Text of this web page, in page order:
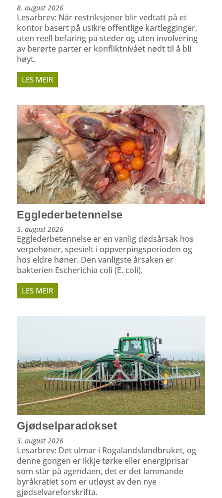
8. august 2026
Lesarbrev: Når restriksjoner blir vedtatt på et
kontor basert på usikre offentlige kartlegginger,
uten reell befaring på steder og uten involvering
av berørte parter er konfliktnivået nødt til å bli
høyt.
LES MEIR
Egglederbetennelse
5. august 2026
Egglederbetennelse er en vanlig dødsårsak hos
verpehøner, spesielt i oppverpings­perioden og
hos eldre høner. Den vanligste årsaken er
bakterien Escherichia coli (E. coli).
LES MEIR
Gjødselparadokset
3. august 2026
Lesarbrev: Det ulmar i Rogalandslandbruket, og
denne gongen er ikkje tørke eller energiprisar
som står på agendaen, det er det lammande
byråkratiet som er utløyst av den nye
gjødselvareforskrifta.